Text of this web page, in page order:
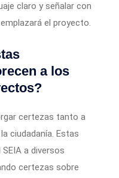
claro y señalar con
el proyecto.
a los
certezas tanto a
ciudadanía. Estas
a diversos
certezas sobre